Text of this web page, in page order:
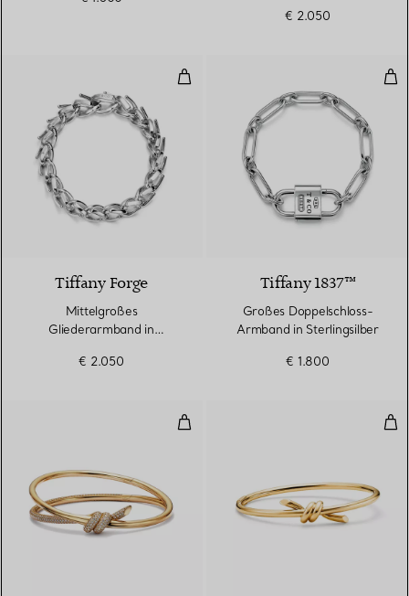
€ 2.050
Mittelgroßes Gliederarmband in
Tiffany Forge
Mittelgroßes
Gliederarmband in
Sterlingsilber
€ 2.050
Tiffany 1837™
Großes Doppelschloss-
Armband in Sterlingsilber
€ 1.800
Zweireihiger, aufklappbarer